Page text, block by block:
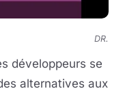
DR.
développeurs se
alternatives aux